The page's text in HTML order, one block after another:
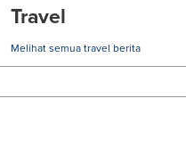
Travel
Melihat semua travel berita